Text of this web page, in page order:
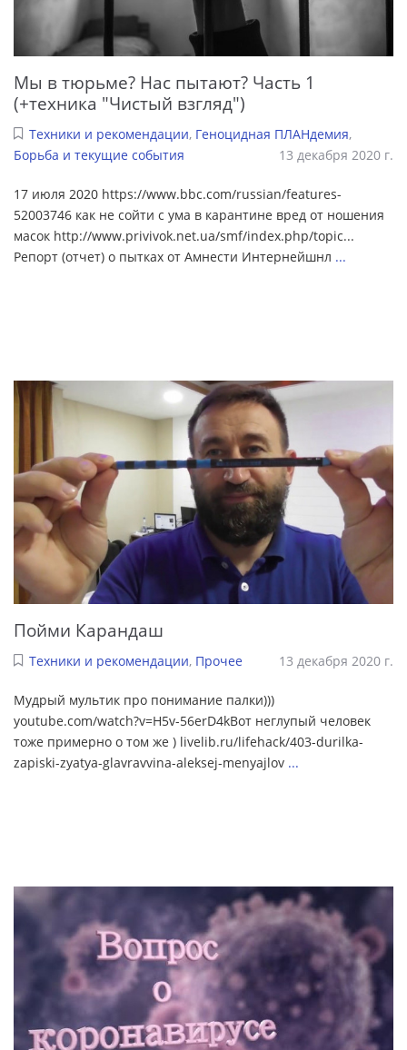
Мы в тюрьме? Нас пытают? Часть 1
(+техника "Чистый взгляд")
Техники и рекомендации, Геноцидная ПЛАНдемия,
Борьба и текущие события
13 декабря 2020 г.
17 июля 2020 https://www.bbc.com/russian/features-
52003746 как не сойти с ума в карантине вред от ношения
масок http://www.privivok.net.ua/smf/index.php/topic...
Репорт (отчет) о пытках от Амнести Интернейшнл ...
Пойми Карандаш
Техники и рекомендации, Прочее 13 декабря 2020 г.
Мудрый мультик про понимание палки)))
youtube.com/watch?v=H5v-56erD4kВот неглупый человек
тоже примерно о том же ) livelib.ru/lifehack/403-durilka-
zapiski-zyatya-glavravvina-aleksej-menyajlov ...